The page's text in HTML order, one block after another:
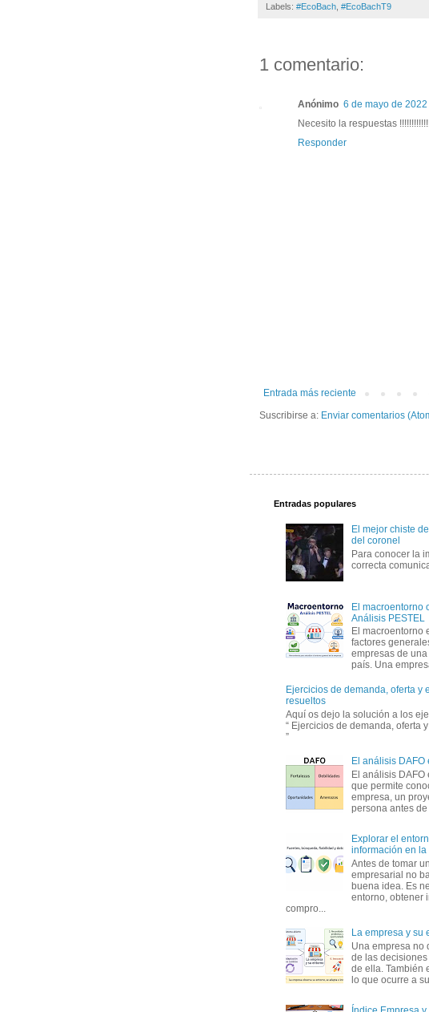
Labels: #EcoBach #EcoBachT9
1 comentario:
Anónimo 6 de mayo de
Necesito la respuestas
Responder
Entrada más reciente
Suscribirse a: Enviar comentarios
Entradas populares
El mejor chiste
del coronel
Para conocer la
correcta
El macroentorno
Análisis PESTEL
El macroentorno
factores
empresas de
país. Una
Ejercicios de demanda, oferta y
resueltos
Aquí os dejo la solución a los
“ Ejercicios de demanda, oferta
”
El análisis DAFO
El análisis DAFO
que permite
empresa, un
persona antes de
Explorar el
información en la
Antes de tomar
empresarial no
buena idea. Es
entorno, obtener
compro...
La empresa y su
Una empresa no
de las
de ella. También
lo que ocurre a su